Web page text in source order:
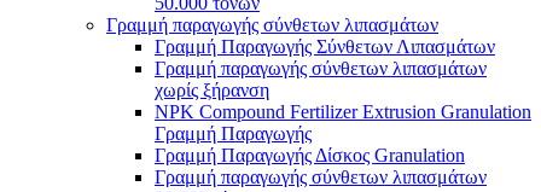
Γραμμή παραγωγής σύνθετων λιπασμάτων
Γραμμή Παραγωγής Σύνθετων Λιπασμάτων
Γραμμή παραγωγής σύνθετων λιπασμάτων
χωρίς ξήρανση
NPK Compound Fertilizer Extrusion Granulation
Γραμμή Παραγωγής
Γραμμή Παραγωγής Δίσκος Granulation
Γραμμή παραγωγής σύνθετων λιπασμάτων